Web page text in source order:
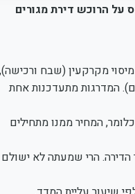
את פירוט מדרגות המס על הרוכש דירת מגורים
מדרגות מס הרכישה, בהתאם לשיעור עליית המדד הקבוע בסעיף 9(ג2) לחוק מיסוי מקרקעין (שבח
שירותי דיור בבעלות הדיירים). המדרגות מתעדכנות אחת
המחיר ממנו מתחילים
יחידה. אם בשנת 2020 לא שולם מס על שווי שעד 1,744,505 ₪ ממחיר הדירה. הרי שמעתה לא ישולם